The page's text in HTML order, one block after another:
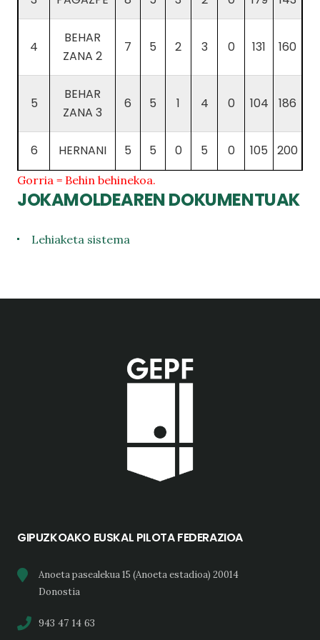
4
BEHAR
ZANA 2
7 5 2 3 0 131 160
5
BEHAR
ZANA 3
6 5 1 4 0 104 186
6 HERNANI 5 5 0 5 0 105 200
Gorria = Behin behinekoa.
JOKAMOLDEAREN DOKUMENTUAK
Lehiaketa sistema
GIPUZKOAKO EUSKAL PILOTA FEDERAZIOA
Anoeta pasealekua 15 (Anoeta estadioa) 20014
Donostia
943 47 14 63